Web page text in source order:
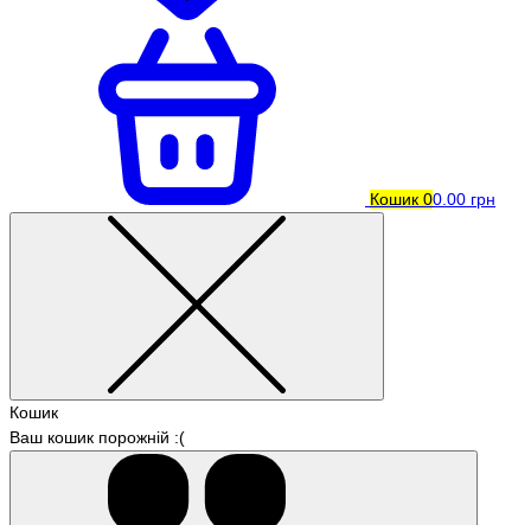
Кошик 00.00 грн
Кошик
Ваш кошик порожній :(